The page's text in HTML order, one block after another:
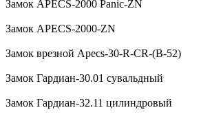
Замок APECS-2000 Panic-ZN
Замок APECS-2000-ZN
Замок врезной Apecs-30-R-CR-(B-52)
Замок Гардиан-30.01 сувальдный
Замок Гардиан-32.11 цилиндровый